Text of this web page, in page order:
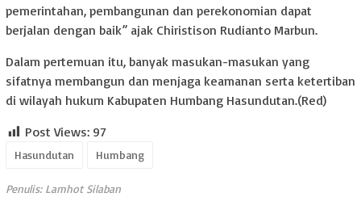
pemerintahan, pembangunan dan perekonomian dapat
berjalan dengan baik” ajak Chiristison Rudianto Marbun.
Dalam pertemuan itu, banyak masukan-masukan yang
sifatnya membangun dan menjaga keamanan serta ketertiban
di wilayah hukum Kabupaten Humbang Hasundutan.(Red)
Post Views: 97
Hasundutan Humbang
Penulis: Lamhot Silaban